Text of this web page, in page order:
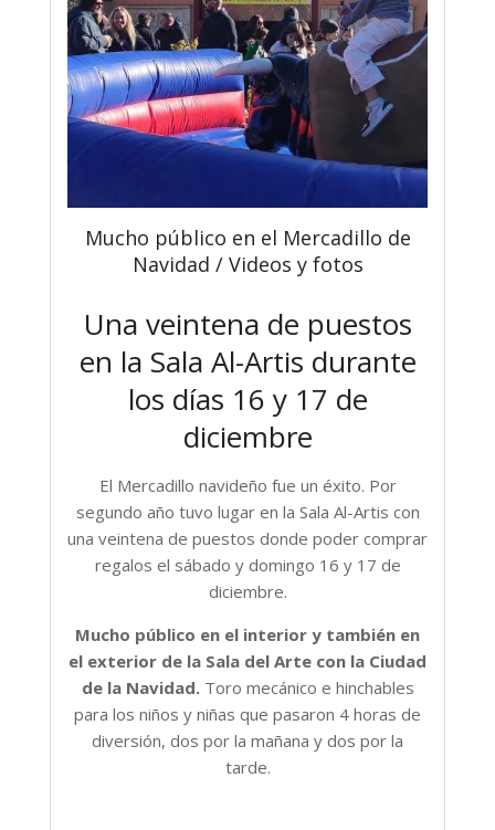
Mucho público en el Mercadillo de
Navidad / Videos y fotos
Una veintena de puestos
en la Sala Al-Artis durante
los días 16 y 17 de
diciembre
El Mercadillo navideño fue un éxito. Por
segundo año tuvo lugar en la Sala Al-Artis con
una veintena de puestos donde poder comprar
regalos el sábado y domingo 16 y 17 de
diciembre.
Mucho público en el interior y también en
el exterior de la Sala del Arte con la Ciudad
de la Navidad.Toro mecánico e hinchables
para los niños y niñas que pasaron 4 horas de
diversión, dos por la mañana y dos por la
tarde.